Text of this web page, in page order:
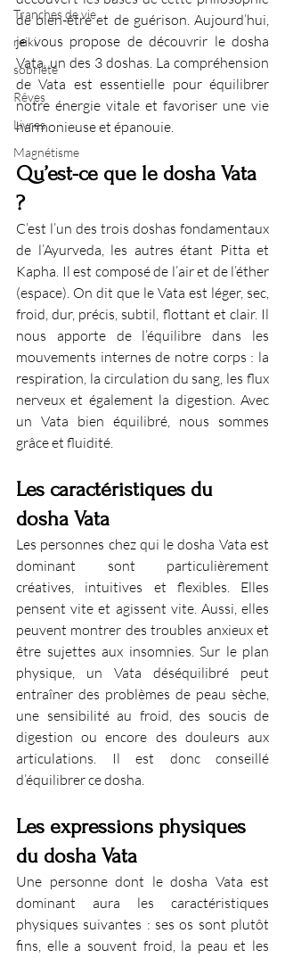
Tranches de vie
reiki
sobriété
Rêves
Livres
Magnétisme
de bien-être et de guérison. Aujourd’hui,
je vous propose de découvrir le dosha
Vata, un des 3 doshas. La compréhension
de Vata est essentielle pour équilibrer
notre énergie vitale et favoriser une vie
harmonieuse et épanouie.
Qu’est-ce que le dosha Vata
?
C’est l’un des trois doshas fondamentaux
de l’Ayurveda, les autres étant Pitta et
Kapha. Il est composé de l’air et de l’éther
(espace). On dit que le Vata est léger, sec,
froid, dur, précis, subtil, flottant et clair. Il
nous apporte de l’équilibre dans les
mouvements internes de notre corps : la
respiration, la circulation du sang, les flux
nerveux et également la digestion. Avec
un Vata bien équilibré, nous sommes
grâce et fluidité.
Les caractéristiques du
dosha Vata
Les personnes chez qui le dosha Vata est
dominant sont particulièrement
créatives, intuitives et flexibles. Elles
pensent vite et agissent vite. Aussi, elles
peuvent montrer des troubles anxieux et
être sujettes aux insomnies. Sur le plan
physique, un Vata déséquilibré peut
entraîner des problèmes de peau sèche,
une sensibilité au froid, des soucis de
digestion ou encore des douleurs aux
articulations. Il est donc conseillé
d’équilibrer ce dosha.
Les expressions physiques
du dosha Vata
Une personne dont le dosha Vata est
dominant aura les caractéristiques
physiques suivantes : ses os sont plutôt
fins, elle a souvent froid, la peau et les